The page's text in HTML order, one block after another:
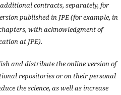
contracts, separately, for
published in JPE (for example, in
with acknowledgment of
at JPE).
and distribute the online version of
repositories or on their personal
the science, as well as increase